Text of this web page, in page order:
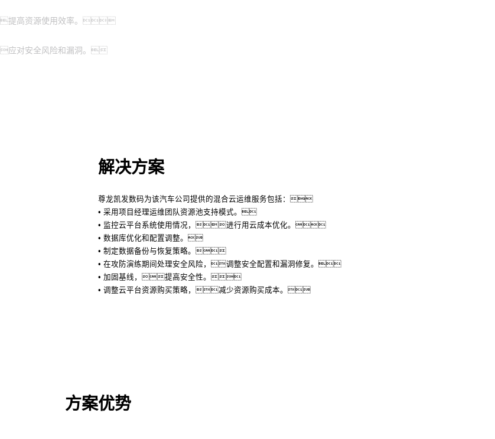
提高资源使用效率。
应对安全风险和漏洞。
解决方案
尊龙凯发数码为该汽车公司提供的混合云运维服务包括：
• 采用项目经理运维团队资源池支持模式。
• 监控云平台系统使用情况，进行用云成本优化。
• 数据库优化和配置调整。
• 制定数据备份与恢复策略。
• 在攻防演练期间处理安全风险，调整安全配置和漏洞修复。
• 加固基线，提高安全性。
• 调整云平台资源购买策略，减少资源购买成本。
方案优势